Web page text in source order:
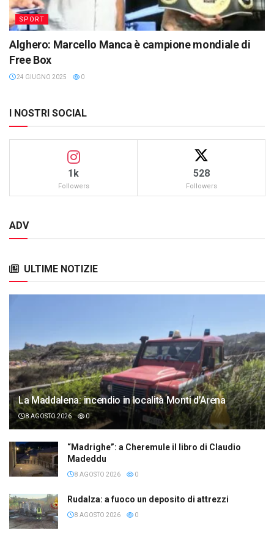
SPORT
Alghero: Marcello Manca è campione mondiale di
Free Box
24 GIUGNO 2025 0
I NOSTRI SOCIAL
1k
Followers
528
Followers
ADV
ULTIME NOTIZIE
La Maddalena: incendio in località Monti d’Arena
8 AGOSTO 2026 0
“Madrighe”: a Cheremule il libro di Claudio
Madeddu
8 AGOSTO 2026 0
Rudalza: a fuoco un deposito di attrezzi
8 AGOSTO 2026 0